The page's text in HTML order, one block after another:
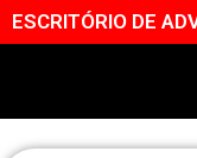
ESCRITÓRIO DE